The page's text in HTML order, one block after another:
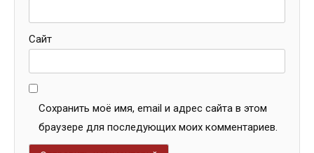
Сайт
Сохранить моё имя, email и адрес сайта в этом
браузере для последующих моих комментариев.